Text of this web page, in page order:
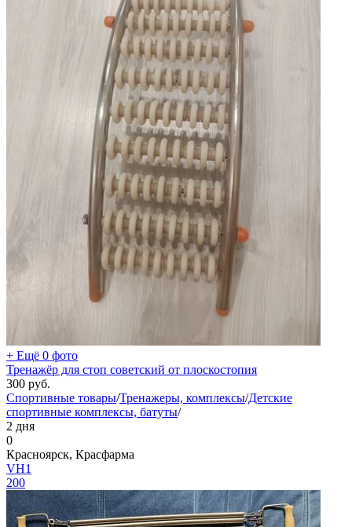
+ Ещё 0 фото
Тренажёр для стоп советский от плоскостопия
300 руб.
Спортивные товары/Тренажеры, комплексы/Детские
спортивные комплексы, батуты/
2 дня
0
Красноярск, Красфарма
VH1
200